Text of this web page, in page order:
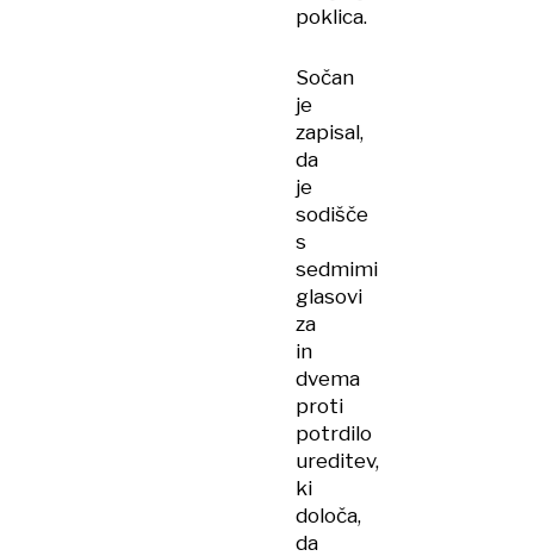
poklica.
Sočan
je
zapisal,
da
je
sodišče
s
sedmimi
glasovi
za
in
dvema
proti
potrdilo
ureditev,
ki
določa,
da